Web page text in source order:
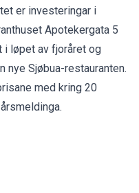
er investeringar i
Apotekergata 5
i løpet av fjoråret og
nye Sjøbua-restauranten.
med kring 20